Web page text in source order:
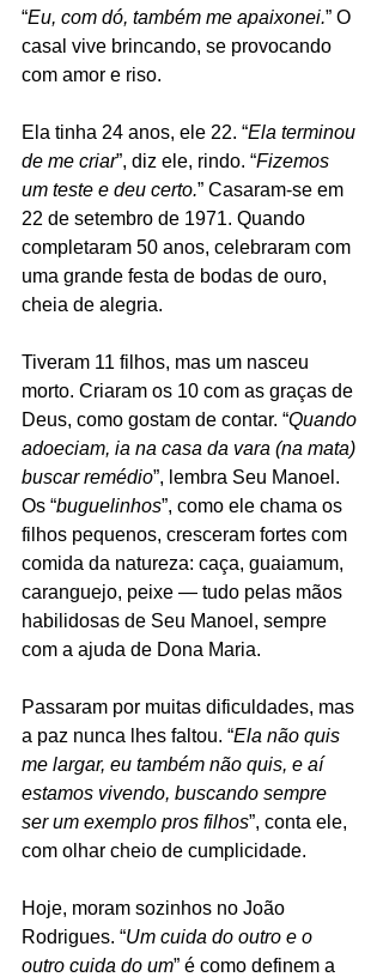
“Eu, com dó, também me apaixonei.” O
casal vive brincando, se provocando
com amor e riso.
Ela tinha 24 anos, ele 22. “Ela terminou
de me criar”, diz ele, rindo. “Fizemos
um teste e deu certo.” Casaram-se em
22 de setembro de 1971. Quando
completaram 50 anos, celebraram com
uma grande festa de bodas de ouro,
cheia de alegria.
Tiveram 11 filhos, mas um nasceu
morto. Criaram os 10 com as graças de
Deus, como gostam de contar. “Quando
adoeciam, ia na casa da vara (na mata)
buscar remédio”, lembra Seu Manoel.
Os “buguelinhos”, como ele chama os
filhos pequenos, cresceram fortes com
comida da natureza: caça, guaiamum,
caranguejo, peixe — tudo pelas mãos
habilidosas de Seu Manoel, sempre
com a ajuda de Dona Maria.
Passaram por muitas dificuldades, mas
a paz nunca lhes faltou. “Ela não quis
me largar, eu também não quis, e aí
estamos vivendo, buscando sempre
ser um exemplo pros filhos”, conta ele,
com olhar cheio de cumplicidade.
Hoje, moram sozinhos no João
Rodrigues. “Um cuida do outro e o
outro cuida do um” é como definem a